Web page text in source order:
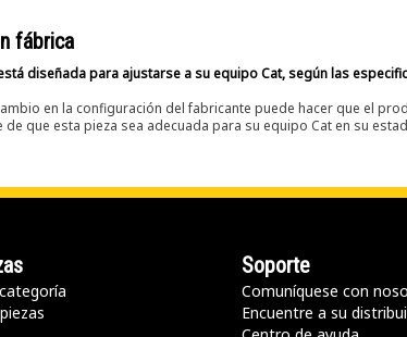
fábrica
diseñada para ajustarse a su equipo Cat, según las
en la configuración del fabricante puede hacer que el
de que esta pieza sea adecuada para su equipo Cat en su
Soporte
Comuníquese con
Encuentre a su